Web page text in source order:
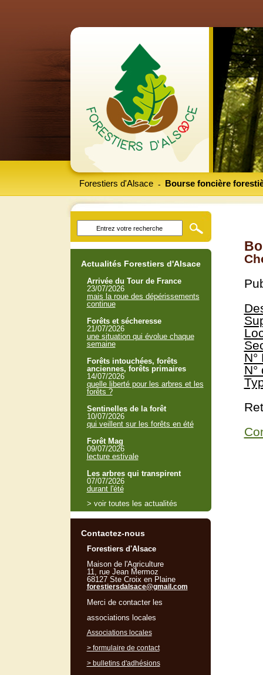
Forestiers d'Alsace Bourse foncière
-
N°
N°
Actualités Forestiers d'Alsace
Arrivée du Tour de France
23/07/2026
mais la roue des dépérissements
continue
Forêts et sécheresse
21/07/2026
une situation qui évolue chaque
semaine
Forêts intouchées, forêts
anciennes, forêts primaires
14/07/2026
quelle liberté pour les arbres et les
forêts ?
Sentinelles de la forêt
10/07/2026
qui veillent sur les forêts en été
Forêt Mag
09/07/2026
lecture estivale
Les arbres qui transpirent
07/07/2026
durant l'été
> voir toutes les actualités
Contactez-nous
Forestiers d'Alsace
Maison de l'Agriculture
11, rue Jean Mermoz
68127 Ste Croix en Plaine
forestiersdalsace@gmail.com
Merci de contacter les
associations locales
Associations locales
> formulaire de contact
> bulletins d'adhésions